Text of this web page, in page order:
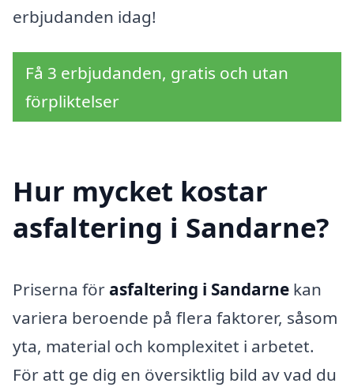
erbjudanden idag!
Få 3 erbjudanden, gratis och utan
förpliktelser
Hur mycket kostar
asfaltering i Sandarne?
Priserna för asfaltering i Sandarne kan
variera beroende på flera faktorer, såsom
yta, material och komplexitet i arbetet.
För att ge dig en översiktlig bild av vad du